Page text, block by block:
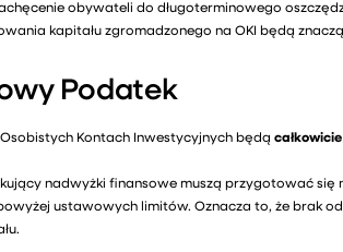
obywateli do długoterminowego
kapitału zgromadzonego na OKI będą
Podatek
Kontach Inwestycyjnych będą
nadwyżki finansowe muszą przygotować się
ustawowych limitów. Oznacza to, że brak